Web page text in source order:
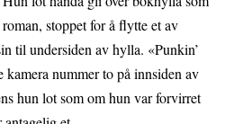
stoppet for å flytte et av
til undersiden av hylla. «Punkin’
nummer to på innsiden av
hun lot som om hun var forvirret